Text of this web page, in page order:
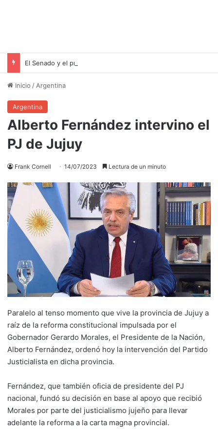
Inicio / Argentina
Argentina
Alberto Fernández intervino el
PJ de Jujuy
Frank Cornell 14/07/2023 Lectura de un minuto
Paralelo al tenso momento que vive la provincia de Jujuy a
raíz de la reforma constitucional impulsada por el
Gobernador Gerardo Morales, el Presidente de la Nación,
Alberto Fernández, ordenó hoy la intervención del Partido
Justicialista en dicha provincia.
Fernández, que también oficia de presidente del PJ
nacional, fundó su decisión en base al apoyo que recibió
Morales por parte del justicialismo jujeño para llevar
adelante la reforma a la carta magna provincial.